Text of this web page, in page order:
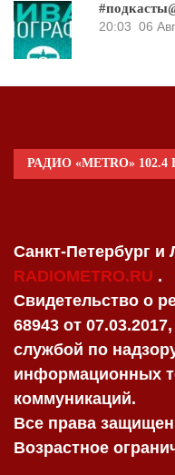
20:03 06
РАДИО «METRO» 102.4
Санкт-Петербург и
RADIOMETRO.RU .
Свидетельство о
68943 от
службой по
информационных
коммуникаций.
Все права
Возрастное